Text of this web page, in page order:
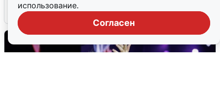
использование.
Согласен
2 августа 0